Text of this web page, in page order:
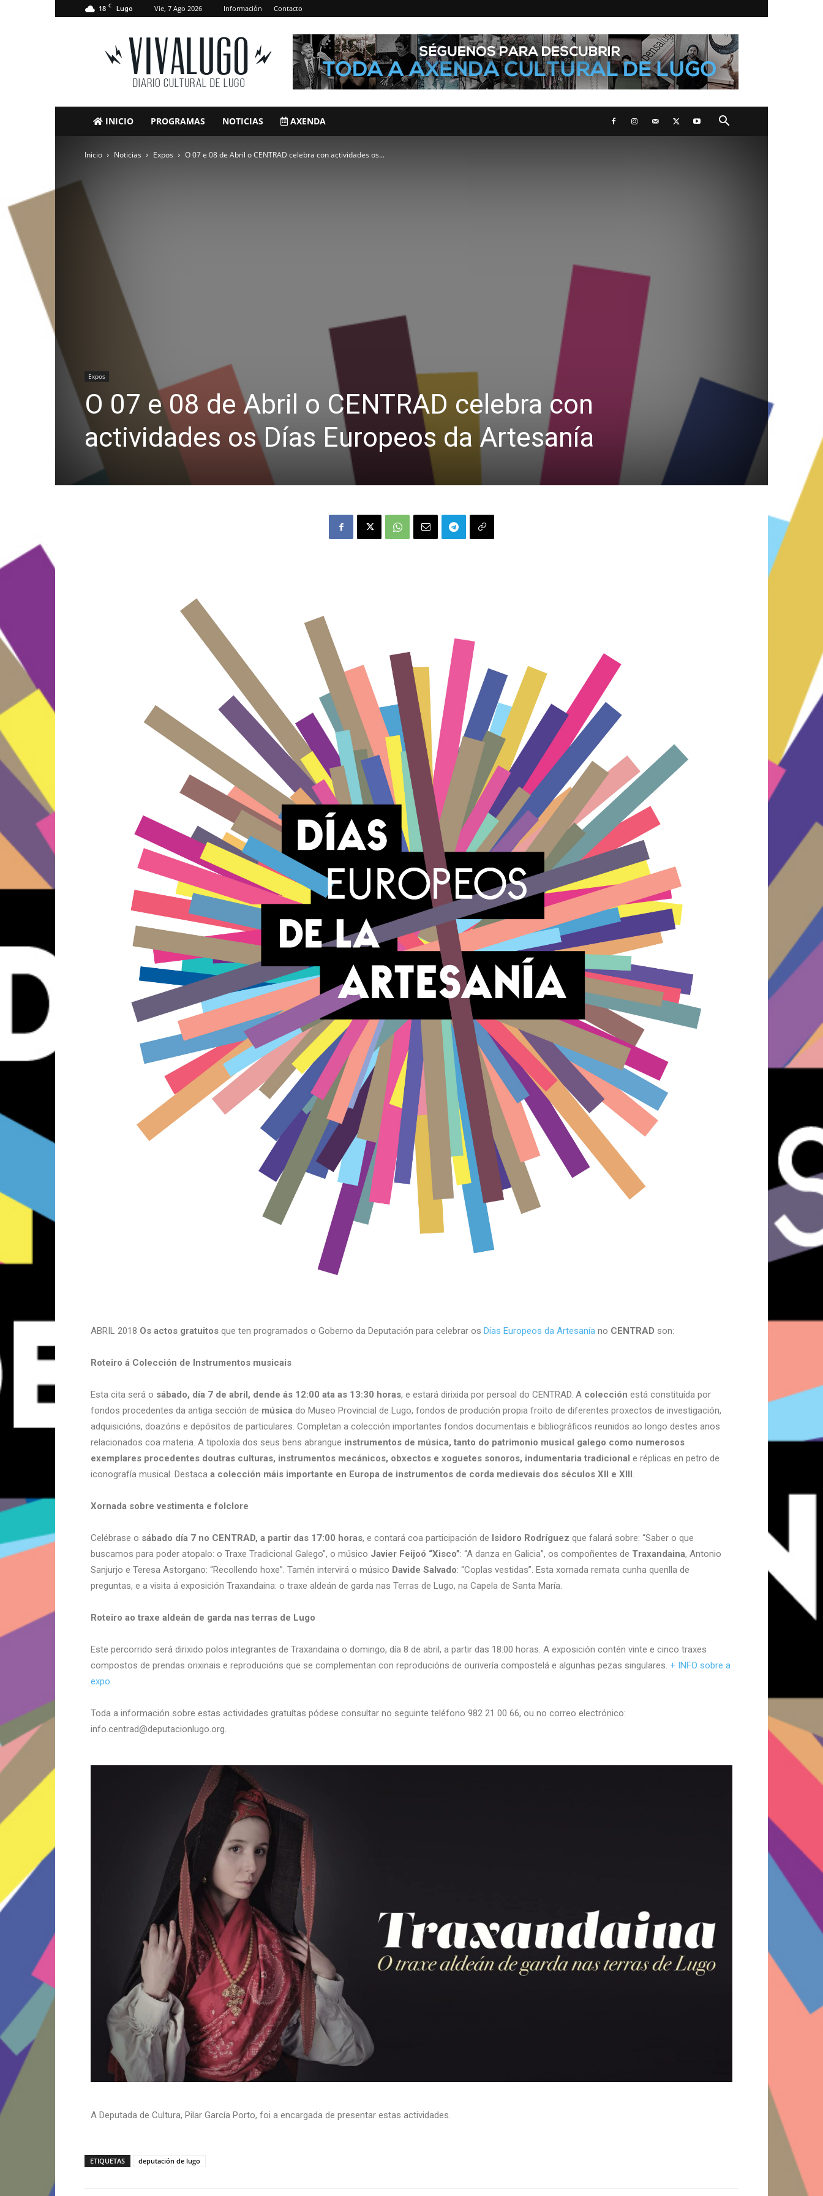
18 C Lugo Vie, 7 Ago 2026 Información Contacto
VivaLugo
INICIO PROGRAMAS NOTICIAS AXENDA
Inicio Noticias Expos O 07 e 08 de Abril o CENTRAD celebra con actividades os...
Expos
O 07 e 08 de Abril o CENTRAD celebra con
actividades os Días Europeos da Artesanía
ABRIL 2018 Os actos gratuitos que ten programados o Goberno da Deputación para celebrar os Días Europeos da Artesanía no CENTRAD son:
Roteiro á Colección de Instrumentos musicais
Esta cita será o sábado, día 7 de abril, dende ás 12:00 ata as 13:30 horas, e estará dirixida por persoal do CENTRAD. A colección está constituída por
fondos procedentes da antiga sección de música do Museo Provincial de Lugo, fondos de produción propia froito de diferentes proxectos de investigación,
adquisicións, doazóns e depósitos de particulares. Completan a colección importantes fondos documentais e bibliográficos reunidos ao longo destes anos
relacionados coa materia. A tipoloxía dos seus bens abrangue instrumentos de música, tanto do patrimonio musical galego como numerosos
exemplares procedentes doutras culturas, instrumentos mecánicos, obxectos e xoguetes sonoros, indumentaria tradicional e réplicas en petro de
iconografía musical. Destaca a colección máis importante en Europa de instrumentos de corda medievais dos séculos XII e XIII
Xornada sobre vestimenta e folclore
Celébrase o sábado día 7 no CENTRAD, a partir das 17:00 horas, e contará coa participación de Isidoro Rodríguez que falará sobre: “Saber o que
buscamos para poder atopalo: o Traxe Tradicional Galego”, o músico Javier Feijoó “Xisco”: “A danza en Galicia”, os compoñentes de Traxandaina, Antonio
Sanjurjo e Teresa Astorgano: “Recollendo hoxe”. Tamén intervirá o músico Davide Salvado: “Coplas vestidas”. Esta xornada remata cunha quenlla de
preguntas, e a visita á exposición Traxandaina: o traxe aldeán de garda nas Terras de Lugo, na Capela de Santa María.
Roteiro ao traxe aldeán de garda nas terras de Lugo
Este percorrido será dirixido polos integrantes de Traxandaina o domingo, día 8 de abril, a partir das 18:00 horas. A exposición contén vinte e cinco traxes
compostos de prendas orixinais e reproducións que se complementan con reproducións de ourivería compostelá e algunhas pezas singulares. + INFO sobre a
expo
Toda a información sobre estas actividades gratuítas pódese consultar no seguinte teléfono 982 21 00 66, ou no correo electrónico:
info.centrad@deputacionlugo.org.
A Deputada de Cultura, Pilar García Porto, foi a encargada de presentar estas actividades.
ETIQUETAS deputación de lugo